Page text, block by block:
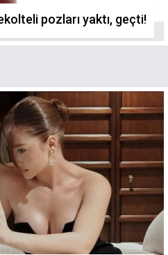
pozları yaktı, geçti!